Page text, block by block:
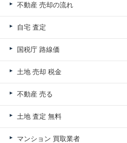
不動産 売却の流れ
自宅 査定
国税庁 路線価
土地 売却 税金
不動産 売る
土地 査定 無料
マンション 買取業者